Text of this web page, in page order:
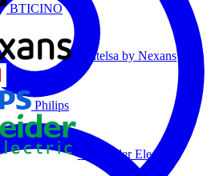
BTICINO
Centelsa by Nexans
Philips
Schneider Electric